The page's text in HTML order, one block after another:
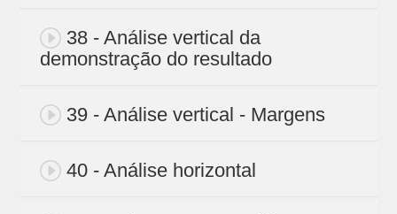
38 - Análise vertical da
demonstração do resultado
39 - Análise vertical - Margens
40 - Análise horizontal